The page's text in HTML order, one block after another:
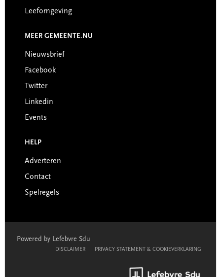
Leefomgeving
MEER GEMEENTE.NU
Nieuwsbrief
Facebook
Twitter
Linkedin
Events
HELP
Adverteren
Contact
Spelregels
Powered by Lefebvre Sdu
DISCLAIMER PRIVACY STATEMENT & COOKIEVERKLARING